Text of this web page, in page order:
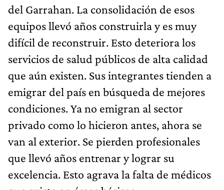
del Garrahan. La consolidación de esos
equipos llevó años construirla y es muy
difícil de reconstruir. Esto deteriora los
servicios de salud públicos de alta calidad
que aún existen. Sus integrantes tienden a
emigrar del país en búsqueda de mejores
condiciones. Ya no emigran al sector
privado como lo hicieron antes, ahora se
van al exterior. Se pierden profesionales
que llevó años entrenar y lograr su
excelencia. Esto agrava la falta de médicos